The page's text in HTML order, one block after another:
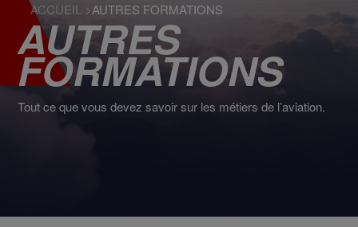
ACCUEIL >AUTRES FORMATIONS
AUTRES
FORMATIONS
Tout ce que vous devez savoir sur les métiers de l’aviation.